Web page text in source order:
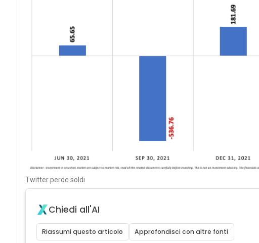
Twitter perde soldi
Chiedi all'AI
Riassumi questo articolo Approfondisci con altre fonti